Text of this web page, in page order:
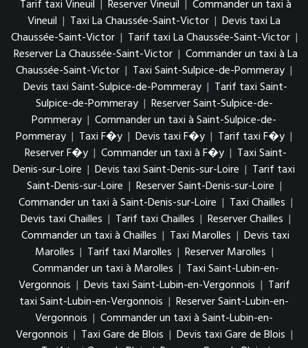
Tarif taxi Vineuil | Reserver Vineuil | Commander un taxi à
Vineuil | Taxi La Chaussée-Saint-Victor | Devis taxi La
Chaussée-Saint-Victor | Tarif taxi La Chaussée-Saint-Victor |
Reserver La Chaussée-Saint-Victor | Commander un taxi à La
Chaussée-Saint-Victor | Taxi Saint-Sulpice-de-Pommeray |
Devis taxi Saint-Sulpice-de-Pommeray | Tarif taxi Saint-
Sulpice-de-Pommeray | Reserver Saint-Sulpice-de-
Pommeray | Commander un taxi à Saint-Sulpice-de-
Pommeray | Taxi F�y | Devis taxi F�y | Tarif taxi F�y |
Reserver F�y | Commander un taxi à F�y | Taxi Saint-
Denis-sur-Loire | Devis taxi Saint-Denis-sur-Loire | Tarif taxi
Saint-Denis-sur-Loire | Reserver Saint-Denis-sur-Loire |
Commander un taxi à Saint-Denis-sur-Loire | Taxi Chailles |
Devis taxi Chailles | Tarif taxi Chailles | Reserver Chailles |
Commander un taxi à Chailles | Taxi Marolles | Devis taxi
Marolles | Tarif taxi Marolles | Reserver Marolles |
Commander un taxi à Marolles | Taxi Saint-Lubin-en-
Vergonnois | Devis taxi Saint-Lubin-en-Vergonnois | Tarif
taxi Saint-Lubin-en-Vergonnois | Reserver Saint-Lubin-en-
Vergonnois | Commander un taxi à Saint-Lubin-en-
Vergonnois | Taxi Gare de Blois | Devis taxi Gare de Blois |